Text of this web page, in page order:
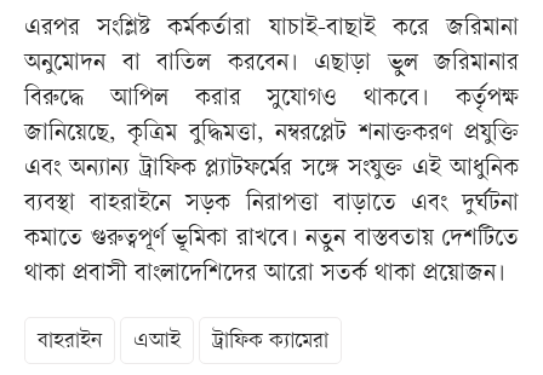
এরপর সংশ্লিষ্ট কর্মকর্তারা যাচাই-বাছাই করে জরিমানা
অনুমোদন বা বাতিল করবেন। এছাড়া ভুল জরিমানার
বিরুদ্ধে আপিল করার সুযোগও থাকবে। কর্তৃপক্ষ
জানিয়েছে, কৃত্রিম বুদ্ধিমত্তা, নম্বরপ্লেট শনাক্তকরণ প্রযুক্তি
এবং অন্যান্য ট্রাফিক প্ল্যাটফর্মের সঙ্গে সংযুক্ত এই আধুনিক
ব্যবস্থা বাহরাইনে সড়ক নিরাপত্তা বাড়াতে এবং দুর্ঘটনা
কমাতে গুরুত্বপূর্ণ ভূমিকা রাখবে। নতুন বাস্তবতায় দেশটিতে
থাকা প্রবাসী বাংলাদেশিদের আরো সতর্ক থাকা প্রয়োজন।
বাহরাইন এআই ট্রাফিক ক্যামেরা